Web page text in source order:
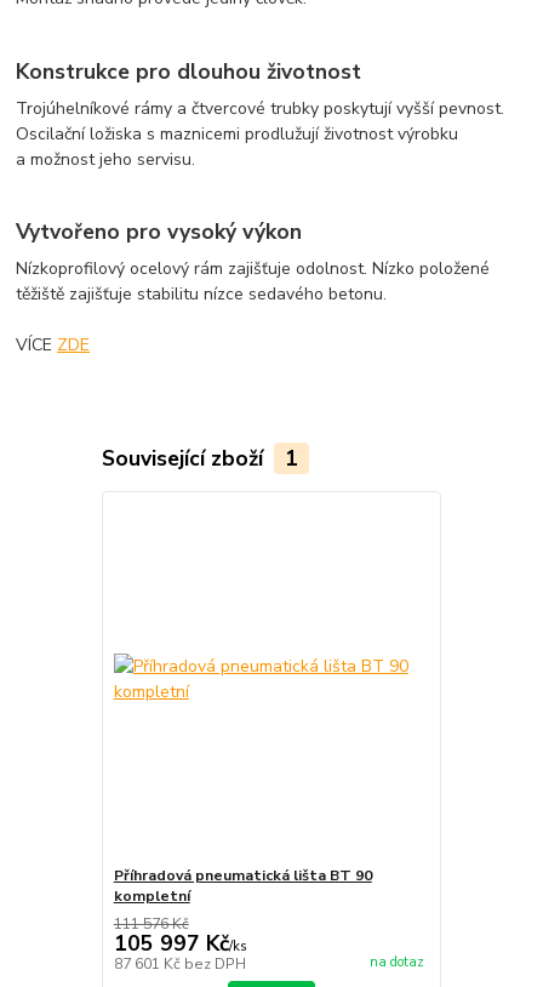
Konstrukce pro dlouhou životnost
Trojúhelníkové rámy a čtvercové trubky poskytují vyšší pevnost.
Oscilační ložiska s maznicemi prodlužují životnost výrobku
a možnost jeho servisu.
Vytvořeno pro vysoký výkon
Nízkoprofilový ocelový rám zajišťuje odolnost. Nízko položené
těžiště zajišťuje stabilitu nízce sedavého betonu.
VÍCE ZDE
Související zboží 1
Příhradová pneumatická lišta BT 90
kompletní
111 576 Kč
105 997 Kč/ks
87 601 Kč bez DPH na dotaz